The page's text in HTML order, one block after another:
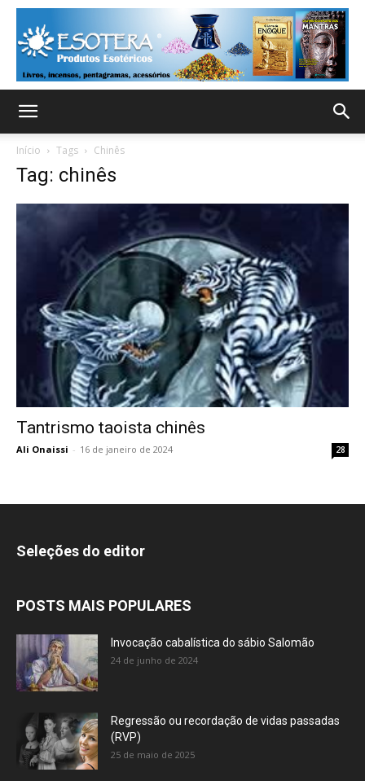
Início Tags Chinês
Tag: chinês
Tantrismo taoista chinês
Ali Onaissi - 16 de janeiro de 2024 28
Seleções do editor
POSTS MAIS POPULARES
Invocação cabalística do sábio Salomão
24 de junho de 2024
Regressão ou recordação de vidas passadas
(RVP)
25 de maio de 2025